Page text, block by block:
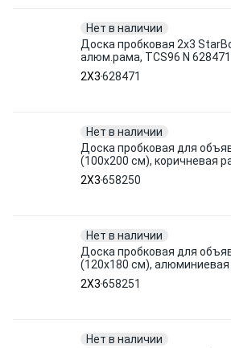
Нет в наличии
Доска пробковая 2х3
алюм.рама, TCS96 N
2X3628471
Нет в наличии
Доска пробковая для
(100x200 см), коричневая
OFFICE, '2х3' (Польша),
2X3658250
Нет в наличии
Доска пробковая для
(120x180 см), алюминиевая
OFFICE, '2х3' (Польша),
2X3
2X3658251
Нет в наличии